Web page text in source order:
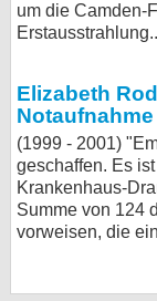
um die Camden-
Elizabeth
Notaufnahme
(1999 - 2001)
geschaffen. Es
Krankenhaus-
Summe von 124
vorweisen, die